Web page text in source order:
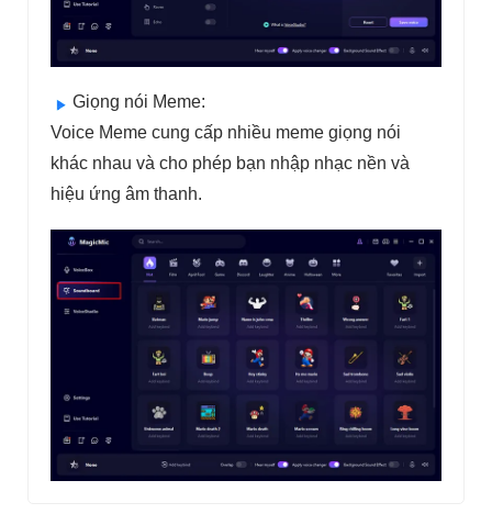
Giọng nói Meme:
Voice Meme cung cấp nhiều meme giọng nói
khác nhau và cho phép bạn nhập nhạc nền và
hiệu ứng âm thanh.